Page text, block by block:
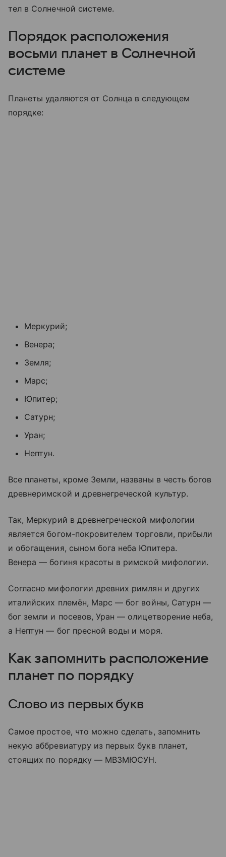
тел в Солнечной системе.
Порядок расположения
восьми планет в Солнечной
системе
Планеты удаляются от Солнца в следующем
порядке:
Меркурий;
Венера;
Земля;
Марс;
Юпитер;
Сатурн;
Уран;
Нептун.
Все планеты, кроме Земли, названы в честь богов
древнеримской и древнегреческой культур.
Так, Меркурий в древнегреческой мифологии
является богом-покровителем торговли, прибыли
и обогащения, сыном бога неба Юпитера.
Венера — богиня красоты в римской мифологии.
Согласно мифологии древних римлян и других
италийских племён, Марс — бог войны, Сатурн —
бог земли и посевов, Уран — олицетворение неба,
а Нептун — бог пресной воды и моря.
Как запомнить расположение
планет по порядку
Слово из первых букв
Самое простое, что можно сделать, запомнить
некую аббревиатуру из первых букв планет,
стоящих по порядку — МВЗМЮСУН.